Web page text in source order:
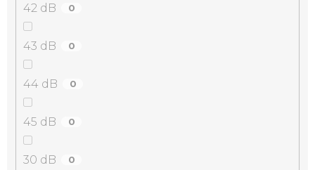
42 dB 0
43 dB 0
44 dB 0
45 dB 0
30 dB 0